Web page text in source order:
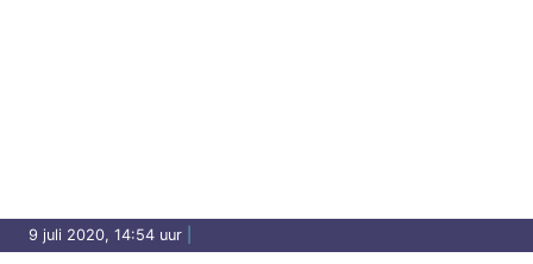
9 juli 2020, 14:54 uur